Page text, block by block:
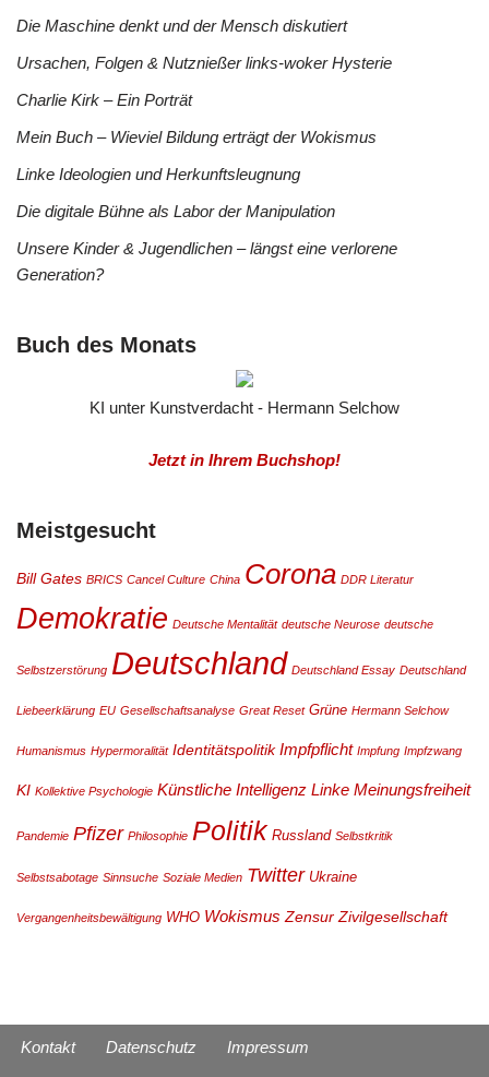
Die Maschine denkt und der Mensch diskutiert
Ursachen, Folgen & Nutznießer links-woker Hysterie
Charlie Kirk – Ein Porträt
Mein Buch – Wieviel Bildung erträgt der Wokismus
Linke Ideologien und Herkunftsleugnung
Die digitale Bühne als Labor der Manipulation
Unsere Kinder & Jugendlichen – längst eine verlorene
Generation?
Buch des Monats
KI unter Kunstverdacht - Hermann Selchow
Jetzt in Ihrem Buchshop!
Meistgesucht
Bill Gates BRICS Cancel Culture China Corona DDR Literatur
Demokratie Deutsche Mentalität deutsche Neurose deutsche
Selbstzerstörung Deutschland Deutschland Essay Deutschland
Liebeerklärung EU Gesellschaftsanalyse Great Reset Grüne Hermann Selchow
Humanismus Hypermoralität Identitätspolitik Impfpflicht Impfung Impfzwang
KI Kollektive Psychologie Künstliche Intelligenz Linke Meinungsfreiheit
Pandemie Pfizer Philosophie Politik Russland Selbstkritik
Selbstsabotage Sinnsuche Soziale Medien Twitter Ukraine
Vergangenheitsbewältigung WHO Wokismus Zensur Zivilgesellschaft
Kontakt Datenschutz Impressum